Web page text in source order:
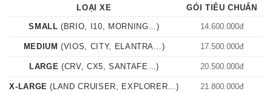
LOẠI XE GÓI TIÊU CHUẨN
SMALL(BRIO, I10, MORNING…) 14.600.000đ
MEDIUM(VIOS, CITY, ELANTRA…) 17.500.000đ
LARGE (CRV, CX5, SANTAFE…) 20.500.000đ
X-LARGE(LAND CRUISER, EXPLORER…) 21.800.000đ